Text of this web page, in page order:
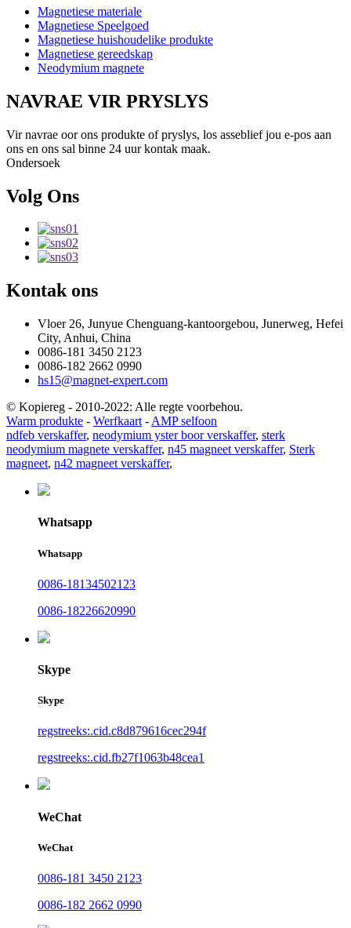
Magnetiese materiale
Magnetiese Speelgoed
Magnetiese huishoudelike produkte
Magnetiese gereedskap
Neodymium magnete
NAVRAE VIR PRYSLYS
Vir navrae oor ons produkte of pryslys, los asseblief jou e-pos aan
ons en ons sal binne 24 uur kontak maak.
Ondersoek
Volg Ons
Kontak ons
Vloer 26, Junyue Chenguang-kantoorgebou, Junerweg, Hefei
City, Anhui, China
0086-181 3450 2123
0086-182 2662 0990
hs15@magnet-expert.com
© Kopiereg - 2010-2022: Alle regte voorbehou.
Warm produkte - Werfkaart - AMP selfoon
ndfeb verskaffer, neodymium yster boor verskaffer, sterk
neodymium magnete verskaffer, n45 magneet verskaffer, Sterk
magneet, n42 magneet verskaffer,
Whatsapp
Whatsapp
0086-18134502123
0086-18226620990
Skype
Skype
regstreeks:.cid.c8d879616cec294f
regstreeks:.cid.fb27f1063b48cea1
WeChat
WeChat
0086-181 3450 2123
0086-182 2662 0990